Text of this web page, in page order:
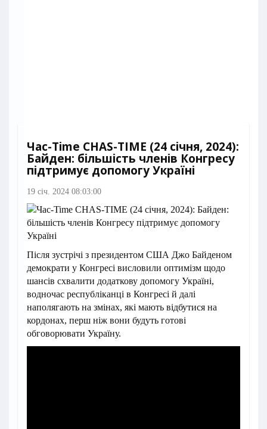
Час-Time CHAS-TIME (24 січня, 2024):
Байден: більшість членів Конгресу
підтримує допомогу Україні
19 січ. 2024 08:03:00
Після зустрічі з президентом США Джо Байденом
демократи у Конгресі висловили оптимізм щодо
шансів схвалити додаткову допомогу Україні,
водночас республіканці в Конгресі й далі
наполягають на змінах, які мають відбутися на
кордонах, перш ніж вони будуть готові
обговорювати Україну.